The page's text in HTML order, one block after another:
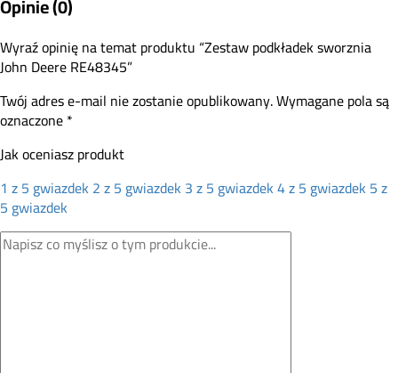
Opinie (0)
Wyraź opinię na temat produktu “Zestaw podkładek sworznia
John Deere RE48345”
Twój adres e-mail nie zostanie opublikowany.Wymagane pola są
oznaczone*
Jak oceniasz produkt
1 z 5 gwiazdek2 z 5 gwiazdek3 z 5 gwiazdek4 z 5 gwiazdek5 z
5 gwiazdek